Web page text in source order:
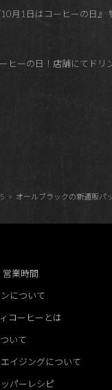
月1日はコーヒーの日』
ヒーの日！店舗にてド
オールブラックの新通販パ
営業時間
について
コーヒーとは
いて
イジングについて
パーレシピ